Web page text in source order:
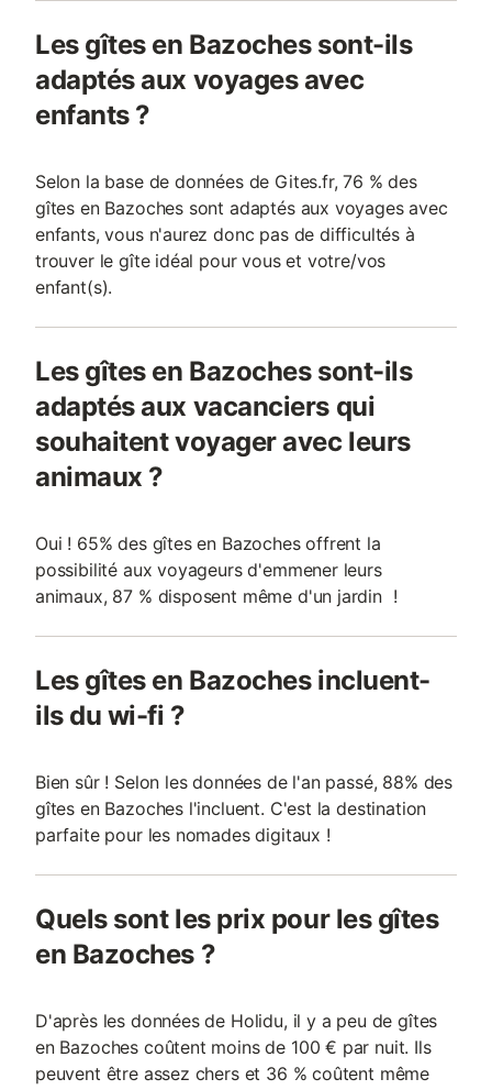
Les gîtes en Bazoches sont-ils
adaptés aux voyages avec
enfants ?
Selon la base de données de Gites.fr, 76 % des
gîtes en Bazoches sont adaptés aux voyages avec
enfants, vous n'aurez donc pas de difficultés à
trouver le gîte idéal pour vous et votre/vos
enfant(s).
Les gîtes en Bazoches sont-ils
adaptés aux vacanciers qui
souhaitent voyager avec leurs
animaux ?
Oui ! 65% des gîtes en Bazoches offrent la
possibilité aux voyageurs d'emmener leurs
animaux, 87 % disposent même d'un jardin !
Les gîtes en Bazoches incluent-
ils du wi-fi ?
Bien sûr ! Selon les données de l'an passé, 88% des
gîtes en Bazoches l'incluent. C'est la destination
parfaite pour les nomades digitaux !
Quels sont les prix pour les gîtes
en Bazoches ?
D'après les données de Holidu, il y a peu de gîtes
en Bazoches coûtent moins de 100 € par nuit. Ils
peuvent être assez chers et 36 % coûtent même